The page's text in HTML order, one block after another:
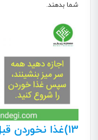
شما بدهند.
13)غذا نخوردن قبل از حضور بقیه